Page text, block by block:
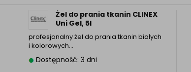
Żel do prania tkanin CLINEX
Uni Gel, 5l
profesjonalny żel do prania tkanin białych
i kolorowych…
Dostępność: 3 dni